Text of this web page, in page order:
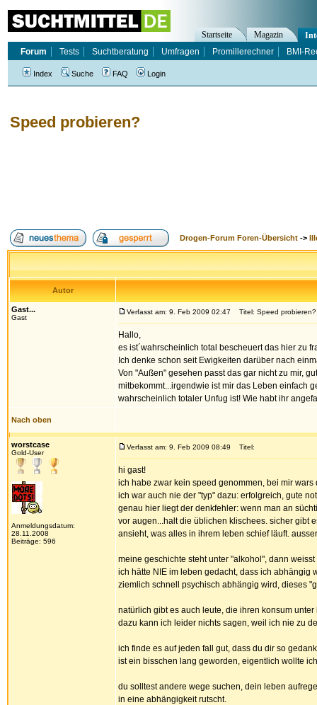
Speed probieren?
Drogen-Forum Foren-Übersicht ->
Autor
Gast...
Gast
Verfasst am: 9. Feb 2009 02:47 Titel: Speed probieren?
Hallo,
es ist´wahrscheinlich total bescheuert das hier zu
Ich denke schon seit Ewigkeiten darüber nach
Von "Außen" gesehen passt das gar nicht zu mir,
mitbekommt...irgendwie ist mir das Leben einfach
wahrscheinlich totaler Unfug ist! Wie habt ihr
Nach oben
worstcase
Gold-User
Anmeldungsdatum:
28.11.2008
Beiträge: 596
Verfasst am: 9. Feb 2009 08:49 Titel:
hi gast!
ich habe zwar kein speed genommen, bei mir
ich war auch nie der "typ" dazu: erfolgreich, gute
genau hier liegt der denkfehler: wenn man an
vor augen...halt die üblichen klischees. sicher gibt
ansieht, was alles in ihrem leben schief läuft.
meine geschichte steht unter "alkohol", dann
ich hätte NIE im leben gedacht, dass ich abhängig
ziemlich schnell psychisch abhängig wird, dieses
natürlich gibt es auch leute, die ihren konsum
dazu kann ich leider nichts sagen, weil ich nie zu
ich finde es auf jeden fall gut, dass du dir so
ist ein bisschen lang geworden, eigentlich wollte
du solltest andere wege suchen, dein leben
in eine abhängigkeit rutscht.
Startseite Magazin
Forum
Tests Suchtberatung Umfragen Promillerechner BMI-
Index Suche FAQ Login